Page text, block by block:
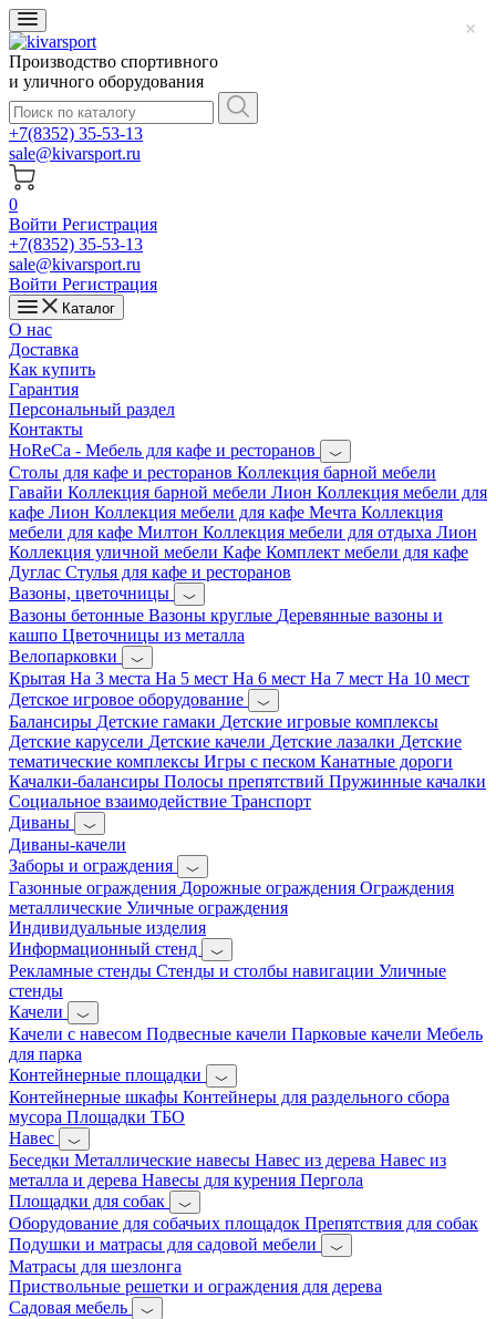
Производство спортивного
и уличного оборудования
+7(8352) 35-53-13
sale@kivarsport.ru
0
Войти Регистрация
+7(8352) 35-53-13
sale@kivarsport.ru
Войти Регистрация
Каталог
О нас
Доставка
Как купить
Гарантия
Персональный раздел
Контакты
HoReCa - Мебель для кафе и ресторанов
Cтолы для кафе и ресторанов Коллекция барной мебели
Гавайи Коллекция барной мебели Лион Коллекция мебели для
кафе Лион Коллекция мебели для кафе Мечта Коллекция
мебели для кафе Милтон Коллекция мебели для отдыха Лион
Коллекция уличной мебели Кафе Комплект мебели для кафе
Дуглас Стулья для кафе и ресторанов
Вазоны, цветочницы
Вазоны бетонные Вазоны круглые Деревянные вазоны и
кашпо Цветочницы из металла
Велопарковки
Крытая На 3 места На 5 мест На 6 мест На 7 мест На 10 мест
Детское игровое оборудование
Балансиры Детские гамаки Детские игровые комплексы
Детские карусели Детские качели Детские лазалки Детские
тематические комплексы Игры с песком Канатные дороги
Качалки-балансиры Полосы препятствий Пружинные качалки
Социальное взаимодействие Транспорт
Диваны
Диваны-качели
Заборы и ограждения
Газонные ограждения Дорожные ограждения Ограждения
металлические Уличные ограждения
Индивидуальные изделия
Информационный стенд
Рекламные стенды Стенды и столбы навигации Уличные
стенды
Качели
Качели с навесом Подвесные качели Парковые качели Мебель
для парка
Контейнерные площадки
Контейнерные шкафы Контейнеры для раздельного сбора
мусора Площадки ТБО
Навес
Беседки Металлические навесы Навес из дерева Навес из
металла и дерева Навесы для курения Пергола
Площадки для собак
Оборудование для собачьих площадок Препятствия для собак
Подушки и матрасы для садовой мебели
Матрасы для шезлонга
Приствольные решетки и ограждения для дерева
Садовая мебель